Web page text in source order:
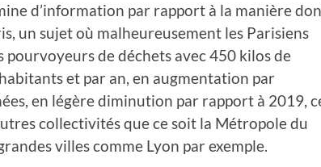
d’information par rapport à la manière
un sujet où malheureusement les Parisiens
de déchets avec 450 kilos de
et par an, en augmentation par
en légère diminution par rapport à 2019,
collectivités que ce soit la Métropole du
villes comme Lyon par exemple.